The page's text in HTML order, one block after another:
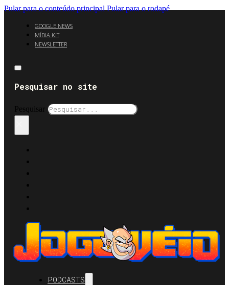
Pular para o conteúdo principal Pular para o rodapé
GOOGLE NEWS
MÍDIA KIT
NEWSLETTER
Pesquisar no site
Pesquisar
PODCASTS